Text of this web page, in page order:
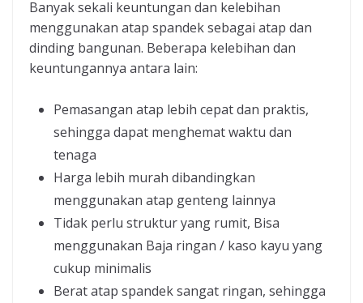
Banyak sekali keuntungan dan kelebihan
menggunakan atap spandek sebagai atap dan
dinding bangunan. Beberapa kelebihan dan
keuntungannya antara lain:
Pemasangan atap lebih cepat dan praktis,
sehingga dapat menghemat waktu dan
tenaga
Harga lebih murah dibandingkan
menggunakan atap genteng lainnya
Tidak perlu struktur yang rumit, Bisa
menggunakan Baja ringan / kaso kayu yang
cukup minimalis
Berat atap spandek sangat ringan, sehingga